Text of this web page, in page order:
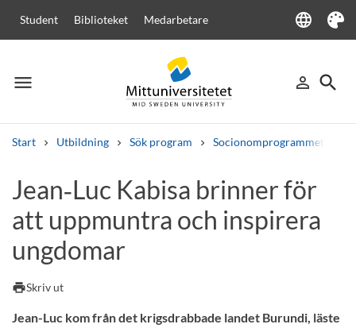
Student Biblioteket Medarbetare language
Language
Tema
menu
Meny person_outline
Logga in
search
Sök
Start Utbildning Sök program Socionomprogrammet
Andra söktjänster
Kurser och programKursplanerVälkomstbrev Personal
Lediga jobb
Jean‑Luc Kabisa brinner för
att uppmuntra och inspirera
ungdomar
printSkriv ut
Jean-Luc kom från det krigsdrabbade landet Burundi, läste